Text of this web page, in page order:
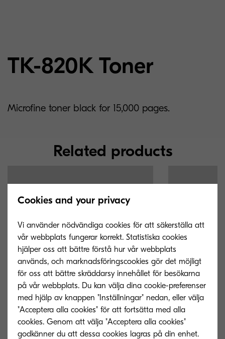
TK-820K Toner
Microfine toner black for 15,000 pages.
Related products
TK-820M TK-820Y
Cookies and your privacy
Vi använder nödvändiga cookies för att säkerställa att
vår webbplats fungerar korrekt. Statistiska cookies
hjälper oss att bättre förstå hur vår webbplats
används, och marknadsföringscookies gör det möjligt
för oss att bättre skräddarsy innehållet för besökarna
på vår webbplats. Du kan välja dina cookie-preferenser
med hjälp av knappen "Inställningar" nedan, eller välja
"Acceptera alla cookies" för att fortsätta med alla
cookies. Genom att välja "Acceptera alla cookies"
godkänner du att dessa cookies lagras på din enhet.